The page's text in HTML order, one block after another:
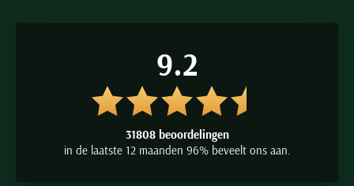
9.2
31808 beoordelingen
in de laatste 12 maanden 96% beveelt ons aan.